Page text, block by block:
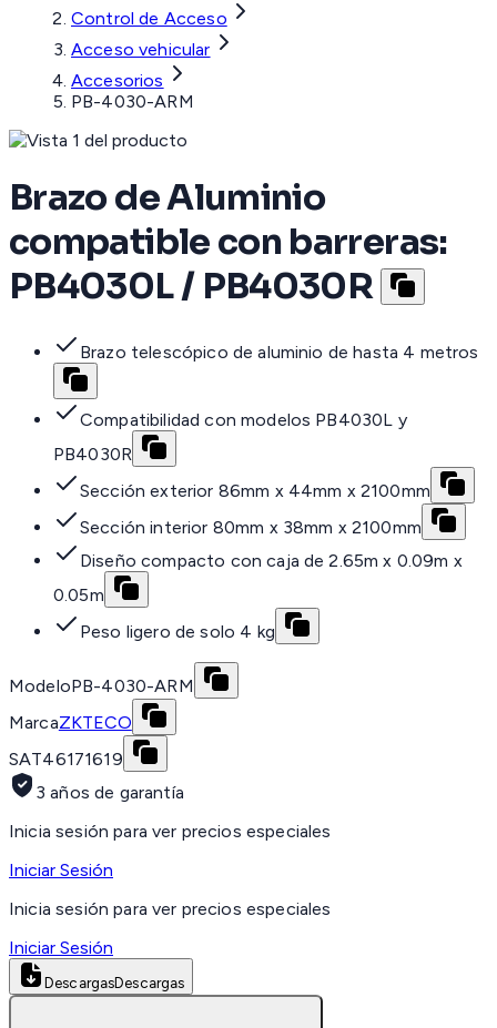
Control de Acceso
Acceso vehicular
Accesorios
PB-4030-ARM
Brazo de Aluminio
compatible con barreras:
PB4030L / PB4030R
Brazo telescópico de aluminio de hasta 4 metros
Compatibilidad con modelos PB4030L y
PB4030R
Sección exterior 86mm x 44mm x 2100mm
Sección interior 80mm x 38mm x 2100mm
Diseño compacto con caja de 2.65m x 0.09m x
0.05m
Peso ligero de solo 4 kg
ModeloPB-4030-ARM
MarcaZKTECO
SAT46171619
3 años de garantía
Inicia sesión para ver precios especiales
Iniciar Sesión
Inicia sesión para ver precios especiales
Iniciar Sesión
DescargasDescargas